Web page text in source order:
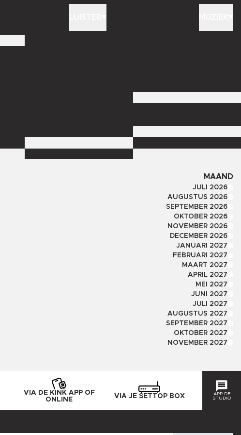
MAAND
JULI 2026
AUGUSTUS 2026
SEPTEMBER 2026
OKTOBER 2026
NOVEMBER 2026
DECEMBER 2026
JANUARI 2027
FEBRUARI 2027
MAART 2027
APRIL 2027
MEI 2027
JUNI 2027
JULI 2027
AUGUSTUS 2027
SEPTEMBER 2027
OKTOBER 2027
NOVEMBER 2027
VIA DE KINK APP OF
ONLINE
VIA JE SETTOP BOX
APP DE
STUDIO